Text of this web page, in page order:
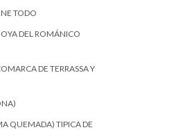
TODO
DEL ROMÁNICO
DE TERRASSA Y
QUEMADA) TIPICA DE